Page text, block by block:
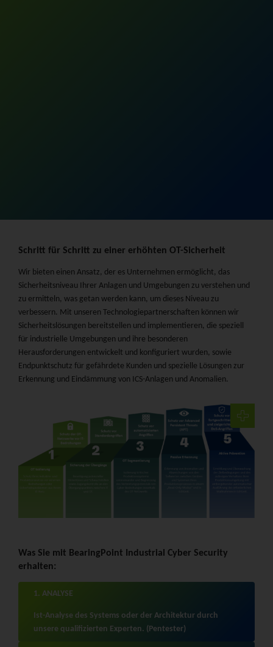
Schritt für Schritt zu einer erhöhten OT-Sicherheit
Wir bieten einen Ansatz, der es Unternehmen ermöglicht, das
Sicherheitsniveau Ihrer Anlagen und Umgebungen zu verstehen und
zu ermitteln, was getan werden kann, um dieses Niveau zu
verbessern. Mit unseren Technologiepartnerschaften können wir
Sicherheitslösungen bereitstellen und implementieren, die speziell
für industrielle Umgebungen und ihre besonderen
Herausforderungen entwickelt und konfiguriert wurden, sowie
Endpunktschutz für gefährdete Kunden und spezielle Lösungen zur
Erkennung und Eindämmung von ICS-Anlagen und Anomalien.
Was Sie mit BearingPoint Industrial Cyber Security
erhalten:
1. ANALYSE
Ist-Analyse des Systems oder der Architektur durch
unsere qualifizierten Experten. (Pentester)